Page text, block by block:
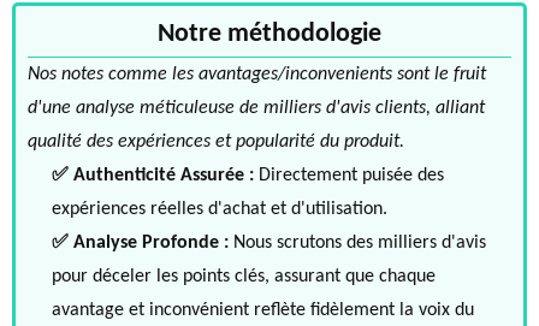
Notre méthodologie
Nos notes comme les avantages/inconvenients sont le fruit
d'une analyse méticuleuse de milliers d'avis clients, alliant
qualité des expériences et popularité du produit.
✅ Authenticité Assurée : Directement puisée des
expériences réelles d'achat et d'utilisation.
✅ Analyse Profonde : Nous scrutons des milliers d'avis
pour déceler les points clés, assurant que chaque
avantage et inconvénient reflète fidèlement la voix du